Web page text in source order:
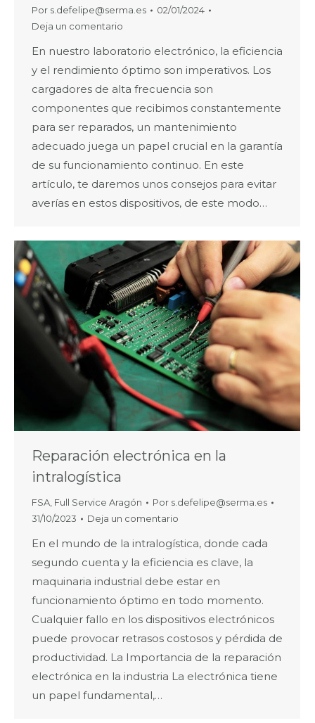
Por s.defelipe@serma.es
02/01/2024
Deja un comentario
En nuestro laboratorio electrónico, la eficiencia
y el rendimiento óptimo son imperativos. Los
cargadores de alta frecuencia son
componentes que recibimos constantemente
para ser reparados, un mantenimiento
adecuado juega un papel crucial en la garantía
de su funcionamiento continuo. En este
artículo, te daremos unos consejos para evitar
averías en estos dispositivos, de este modo…
Reparación electrónica en la
intralogística
FSA Full Service Aragón Por s.defelipe@serma.es
31/10/2023
Deja un comentario
En el mundo de la intralogística, donde cada
segundo cuenta y la eficiencia es clave, la
maquinaria industrial debe estar en
funcionamiento óptimo en todo momento.
Cualquier fallo en los dispositivos electrónicos
puede provocar retrasos costosos y pérdida de
productividad. La Importancia de la reparación
electrónica en la industria La electrónica tiene
un papel fundamental,…